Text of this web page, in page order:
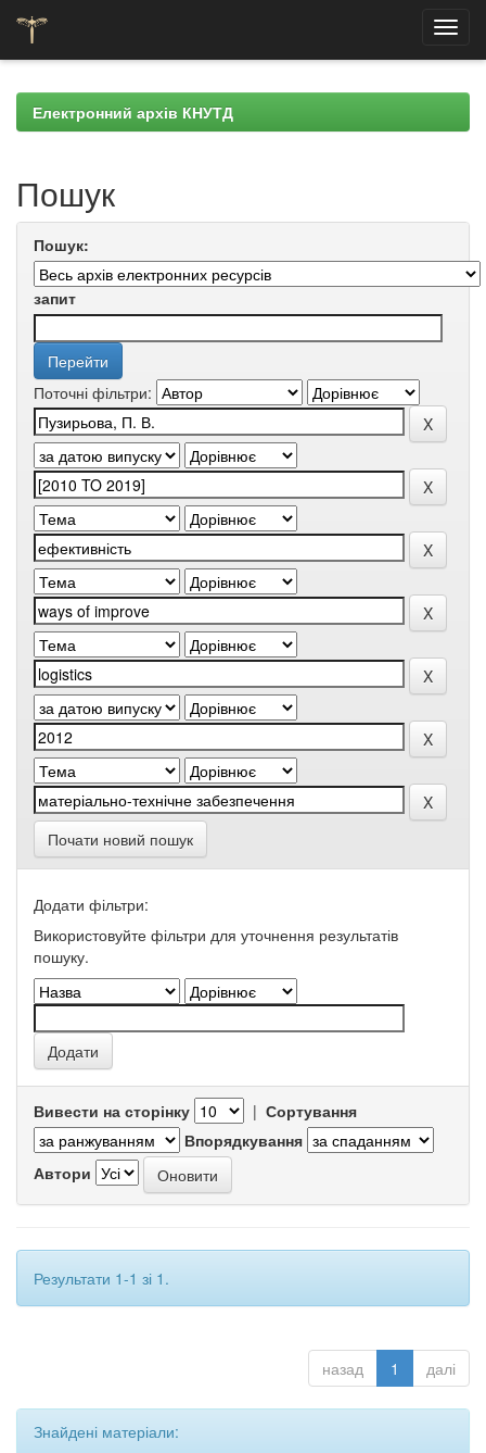
navigationЕлектронний архів КНУТД
Пошук
Пошук:
запит
Поточні фільтри:
Почати новий пошук
Додати фільтри:
Використовуйте фільтри для уточнення результатів
пошуку.
Вивести на сторінку | Сортування
Впорядкування
Автори
Результати 1-1 зі 1.
назад 1 далі
Знайдені матеріали: